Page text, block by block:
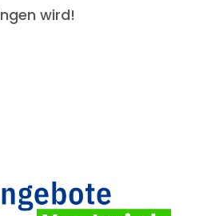
wird!